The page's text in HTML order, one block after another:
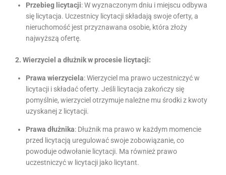
Przebieg licytacji: W wyznaczonym dniu i miejscu odbywa
się licytacja. Uczestnicy licytacji składają swoje oferty, a
nieruchomość jest przyznawana osobie, która złoży
najwyższą ofertę.
2. Wierzyciel a dłużnik w procesie licytacji:
Prawa wierzyciela: Wierzyciel ma prawo uczestniczyć w
licytacji i składać oferty. Jeśli licytacja zakończy się
pomyślnie, wierzyciel otrzymuje należne mu środki z kwoty
uzyskanej z licytacji.
Prawa dłużnika: Dłużnik ma prawo w każdym momencie
przed licytacją uregulować swoje zobowiązanie, co
powoduje odwołanie licytacji. Ma również prawo
uczestniczyć w licytacji jako licytant.